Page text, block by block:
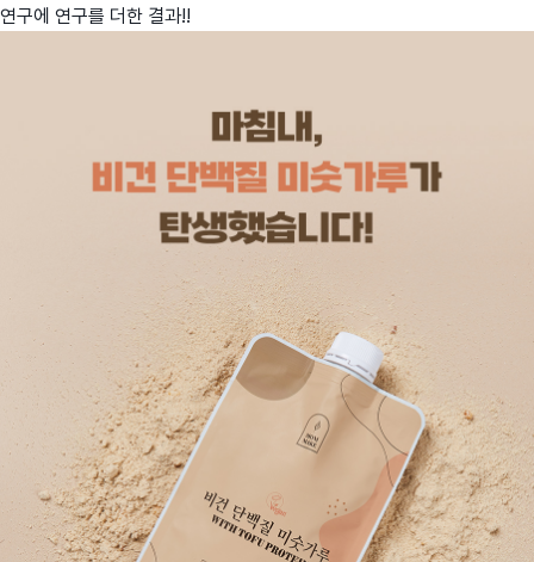
연구에 연구를 더한 결과!!